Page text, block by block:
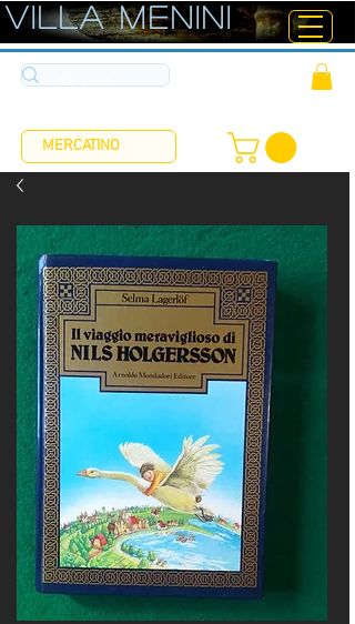
ViLLA MENINI
MERCATINO